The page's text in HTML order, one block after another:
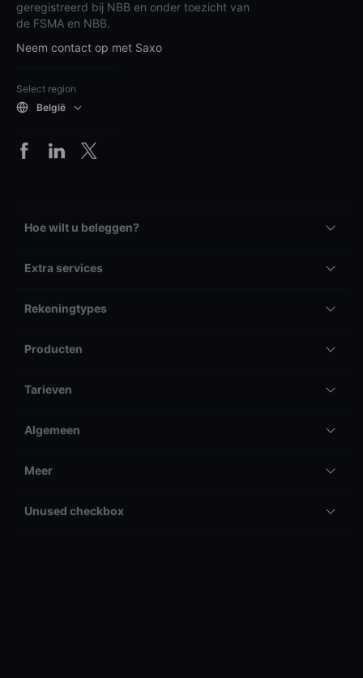
geregistreerd bij NBB en onder toezicht van
de FSMA en NBB.
Neem contact op met Saxo
Select region
België
Hoe wilt u beleggen?
Extra services
Rekeningtypes
Producten
Tarieven
Algemeen
Meer
Unused checkbox